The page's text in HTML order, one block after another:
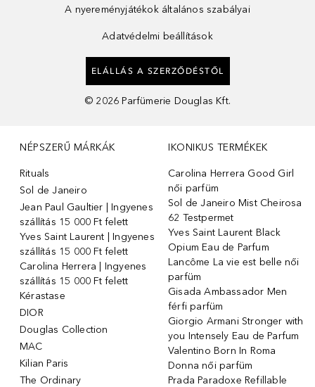
A nyereményjátékok általános szabályai
Adatvédelmi beállítások
ELÁLLÁS A SZERZŐDÉSTŐL
© 2026 Parfümerie Douglas Kft.
NÉPSZERŰ MÁRKÁK
Rituals
Sol de Janeiro
Jean Paul Gaultier | Ingyenes
szállítás 15 000 Ft felett
Yves Saint Laurent | Ingyenes
szállítás 15 000 Ft felett
Carolina Herrera | Ingyenes
szállítás 15 000 Ft felett
Kérastase
DIOR
Douglas Collection
MAC
Kilian Paris
The Ordinary
IKONIKUS TERMÉKEK
Carolina Herrera Good Girl
női parfüm
Sol de Janeiro Mist Cheirosa
62 Testpermet
Yves Saint Laurent Black
Opium Eau de Parfum
Lancôme La vie est belle női
parfüm
Gisada Ambassador Men
férfi parfüm
Giorgio Armani Stronger with
you Intensely Eau de Parfum
Valentino Born In Roma
Donna női parfüm
Prada Paradoxe Refillable